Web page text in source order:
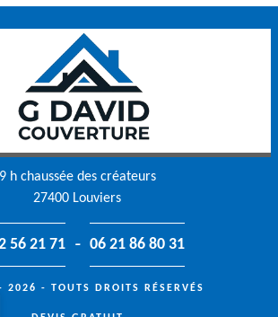
9 h chaussée des créateurs
27400 Louviers
56 21 71 - 06 21 86 80 31
- TOUTS DROITS RÉSERVÉS